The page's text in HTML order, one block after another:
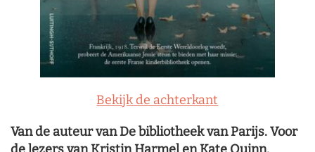
Bekijk de achterkant
Van de auteur van De bibliotheek van Parijs. Voor